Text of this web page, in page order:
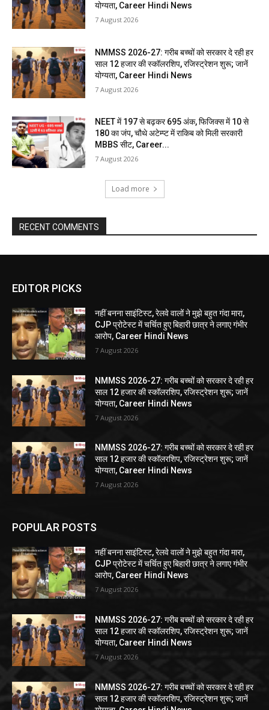
योग्यता, Career Hindi News
7 August 2026
NMMSS 2026-27: गरीब बच्चों को सरकार दे रही हर
साल 12 हजार की स्कॉलरशिप, रजिस्ट्रेशन शुरू; जानें
योग्यता, Career Hindi News
7 August 2026
NEET में 197 से बढ़कर 695 अंक, फिजिक्स में 10 से
180 का जंप, चौथे अटेम्प्ट में राकिब को मिली सरकारी
MBBS सीट, Career...
7 August 2026
Load more
RECENT COMMENTS
EDITOR PICKS
नहीं बनना साइंटिस्ट, रेलवे वालों ने मुझे बहुत गंदा मारा,
CJP प्रोटेस्ट में चर्चित हुए बिहारी छात्र ने लगाए गंभीर
आरोप, Career Hindi News
7 August 2026
NMMSS 2026-27: गरीब बच्चों को सरकार दे रही हर
साल 12 हजार की स्कॉलरशिप, रजिस्ट्रेशन शुरू; जानें
योग्यता, Career Hindi News
7 August 2026
NMMSS 2026-27: गरीब बच्चों को सरकार दे रही हर
साल 12 हजार की स्कॉलरशिप, रजिस्ट्रेशन शुरू; जानें
योग्यता, Career Hindi News
7 August 2026
POPULAR POSTS
नहीं बनना साइंटिस्ट, रेलवे वालों ने मुझे बहुत गंदा मारा,
CJP प्रोटेस्ट में चर्चित हुए बिहारी छात्र ने लगाए गंभीर
आरोप, Career Hindi News
7 August 2026
NMMSS 2026-27: गरीब बच्चों को सरकार दे रही हर
साल 12 हजार की स्कॉलरशिप, रजिस्ट्रेशन शुरू; जानें
योग्यता, Career Hindi News
7 August 2026
NMMSS 2026-27: गरीब बच्चों को सरकार दे रही हर
साल 12 हजार की स्कॉलरशिप, रजिस्ट्रेशन शुरू; जानें